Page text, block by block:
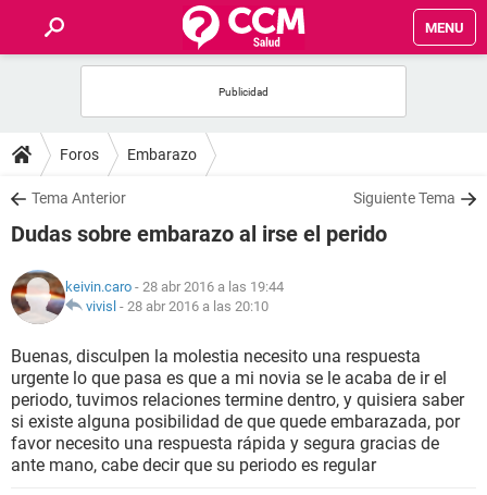
MENU
FOROS
SALUD
NUTRICIÓN
BIENESTAR
SEXUALIDAD
GLOSARIO
Foros Embarazo
Tema Anterior Siguiente Tema
Dudas sobre embarazo al irse el perido
keivin.caro - 28 abr 2016 a las 19:44
vivisl - 28 abr 2016 a las 20:10
Buenas, disculpen la molestia necesito una respuesta
urgente lo que pasa es que a mi novia se le acaba de ir el
periodo, tuvimos relaciones termine dentro, y quisiera saber
si existe alguna posibilidad de que quede embarazada, por
favor necesito una respuesta rápida y segura gracias de
ante mano, cabe decir que su periodo es regular